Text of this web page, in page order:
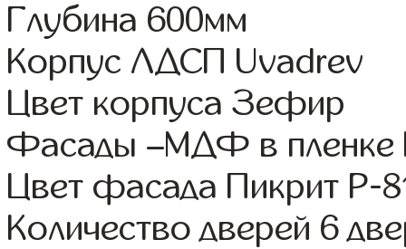
Глубина 600мм
Корпус ЛДСП Uvadrev
Цвет корпуса Зефир
Фасады –МДФ в пленке
Цвет фасада Пикрит Р-
Количество дверей 6